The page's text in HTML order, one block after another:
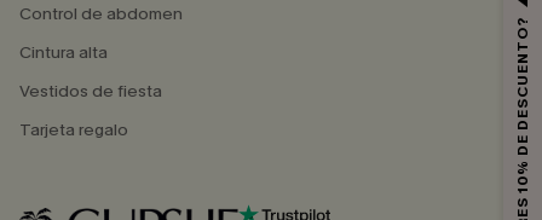
Control de abdomen
Cintura alta
Vestidos de fiesta
Tarjeta regalo
¿QUIERES 10% DE DESCUENTO?